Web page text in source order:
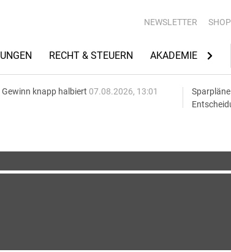
NEWSLETTER SHOP
RECHT & STEUERN AKADEMIE
Gewinn knapp halbiert 07.08.2026, 13:01